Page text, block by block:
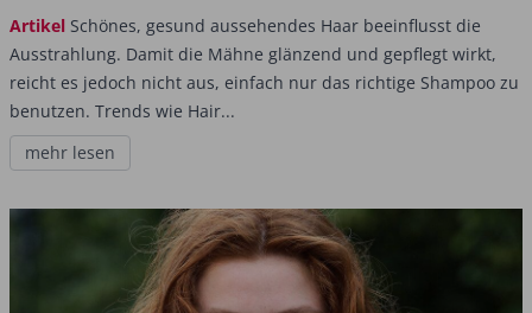
Artikel Schönes, gesund aussehendes Haar beeinflusst die
Ausstrahlung. Damit die Mähne glänzend und gepflegt wirkt,
reicht es jedoch nicht aus, einfach nur das richtige Shampoo zu
benutzen. Trends wie Hair...
mehr lesen